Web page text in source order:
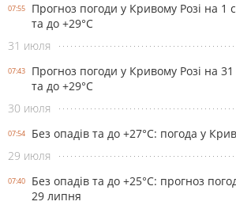
07:55
Прогноз погоди у Кривому Розі на 1
та до +29°С
31 июля
07:43
Прогноз погоди у Кривому Розі на
та до +29°С
30 июля
07:54
Без опадів та до +27°С: погода у
29 июля
07:40
Без опадів та до +25°С: прогноз
29 липня